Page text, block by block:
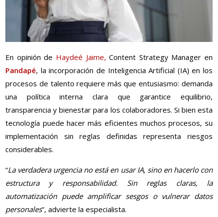
En opinión de Haydeé Jaime, Content Strategy Manager en
Pandapé, la incorporación de Inteligencia Artificial (IA) en los
procesos de talento requiere más que entusiasmo: demanda
una política interna clara que garantice equilibrio,
transparencia y bienestar para los colaboradores. Si bien esta
tecnología puede hacer más eficientes muchos procesos, su
implementación sin reglas definidas representa riesgos
considerables.
“La verdadera urgencia no está en usar IA, sino en hacerlo con
estructura y responsabilidad. Sin reglas claras, la
automatización puede amplificar sesgos o vulnerar datos
personales”, advierte la especialista.